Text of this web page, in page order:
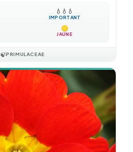
💧 💧 💧
IMPORTANT
JAUNE
🍃PRIMULACEAE